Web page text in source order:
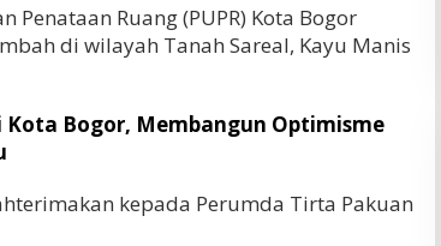
Ruang (PUPR) Kota Bogor
di wilayah Tanah Sareal, Kayu Manis
Kota Bogor, Membangun Optimisme
kepada Perumda Tirta Pakuan